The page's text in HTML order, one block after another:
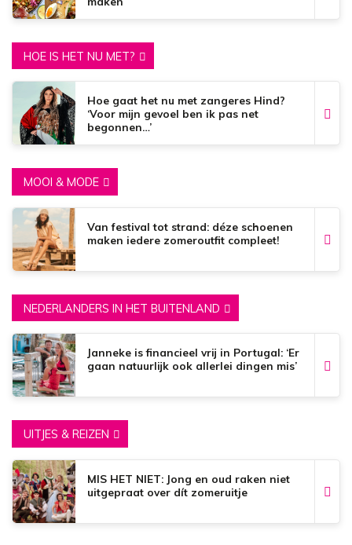
HOE IS HET NU MET?
Hoe gaat het nu met zangeres Hind?
‘Voor mijn gevoel ben ik pas net
begonnen…’
MOOI & MODE
Van festival tot strand: déze schoenen
maken iedere zomeroutfit compleet!
NEDERLANDERS IN HET BUITENLAND
Janneke is financieel vrij in Portugal: ‘Er
gaan natuurlijk ook allerlei dingen mis’
UITJES & REIZEN
MIS HET NIET: Jong en oud raken niet
uitgepraat over dít zomeruitje